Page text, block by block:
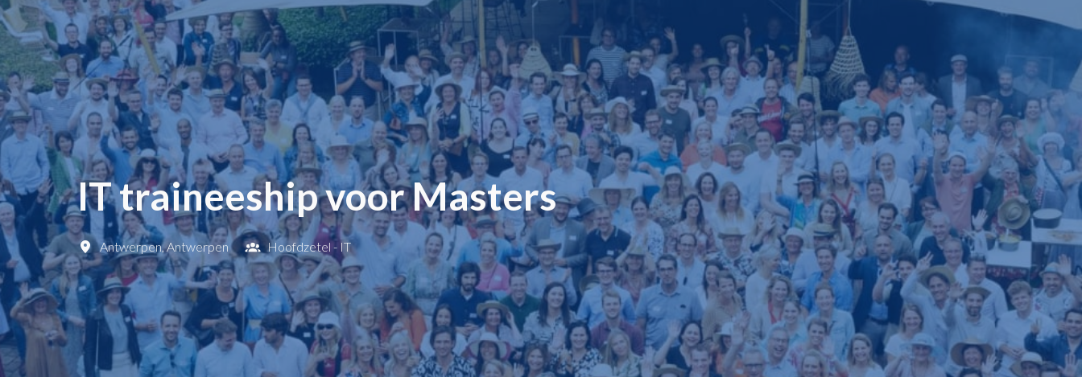
IT traineeship voor Masters
Antwerpen,Antwerpen Hoofdzetel - IT